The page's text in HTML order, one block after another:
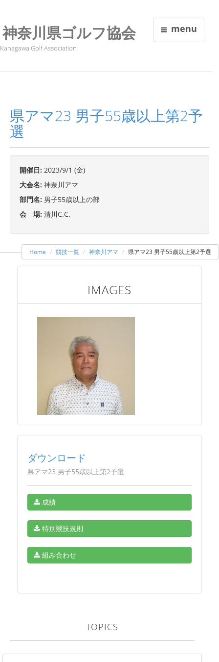
menu
神奈川県ゴルフ協会
Kanagawa Golf Association
県アマ23 男子55歳以上第2予
選
開催日: 2023/9/1 (金)
大会名: 神奈川アマ
部門名: 男子55歳以上の部
会 場: 清川C.C.
Home 競技一覧 神奈川アマ 県アマ23 男子55歳以上第2予選
IMAGES
ダウンロード
県アマ23 男子55歳以上第2予選
成績
特別競技規則
組み合わせ
TOPICS